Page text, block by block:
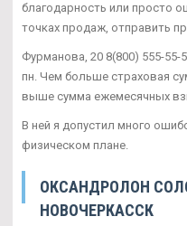
благодарность или просто
точках продаж, отправить
Фурманова, 20 8(800) 555-55-
пн. Чем больше страховая
выше сумма ежемесячных
В ней я допустил много
физическом плане.
ОКСАНДРОЛОН
НОВОЧЕРКАССК